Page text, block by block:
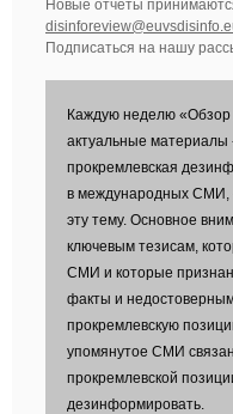
Новые отчеты
Подписаться на нашу
Каждую неделю
актуальные материалы
прокремлевская
в международных СМИ,
эту тему. Основное
ключевым тезисам,
СМИ и которые
факты и
прокремлевскую
упомянутое СМИ
прокремлевской
дезинформировать.